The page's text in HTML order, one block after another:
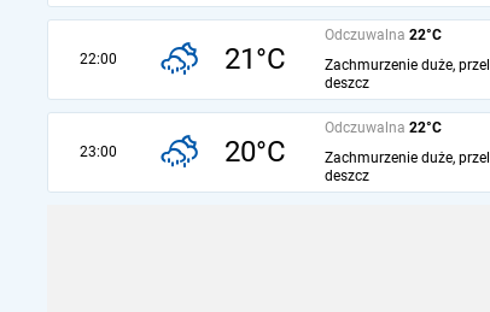
22:00 21°C
Odczuwalna 22°C
Zachmurzenie duże,
deszcz
23:00 20°C
Odczuwalna 22°C
Zachmurzenie duże,
deszcz